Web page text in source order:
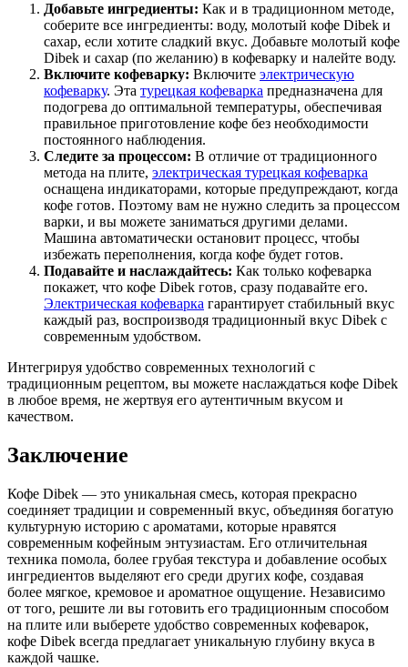
Добавьте ингредиенты: Как и в традиционном методе,
соберите все ингредиенты: воду, молотый кофе Dibek и
сахар, если хотите сладкий вкус. Добавьте молотый кофе
Dibek и сахар (по желанию) в кофеварку и налейте воду.
Включите кофеварку: Включите электрическую
кофеварку. Эта турецкая кофеварка предназначена для
подогрева до оптимальной температуры, обеспечивая
правильное приготовление кофе без необходимости
постоянного наблюдения.
Следите за процессом: В отличие от традиционного
метода на плите, электрическая турецкая кофеварка
оснащена индикаторами, которые предупреждают, когда
кофе готов. Поэтому вам не нужно следить за процессом
варки, и вы можете заниматься другими делами.
Машина автоматически остановит процесс, чтобы
избежать переполнения, когда кофе будет готов.
Подавайте и наслаждайтесь: Как только кофеварка
покажет, что кофе Dibek готов, сразу подавайте его.
Электрическая кофеварка гарантирует стабильный вкус
каждый раз, воспроизводя традиционный вкус Dibek с
современным удобством.
Интегрируя удобство современных технологий с
традиционным рецептом, вы можете наслаждаться кофе Dibek
в любое время, не жертвуя его аутентичным вкусом и
качеством.
Заключение
Кофе Dibek — это уникальная смесь, которая прекрасно
соединяет традиции и современный вкус, объединяя богатую
культурную историю с ароматами, которые нравятся
современным кофейным энтузиастам. Его отличительная
техника помола, более грубая текстура и добавление особых
ингредиентов выделяют его среди других кофе, создавая
более мягкое, кремовое и ароматное ощущение. Независимо
от того, решите ли вы готовить его традиционным способом
на плите или выберете удобство современных кофеварок,
кофе Dibek всегда предлагает уникальную глубину вкуса в
каждой чашке.